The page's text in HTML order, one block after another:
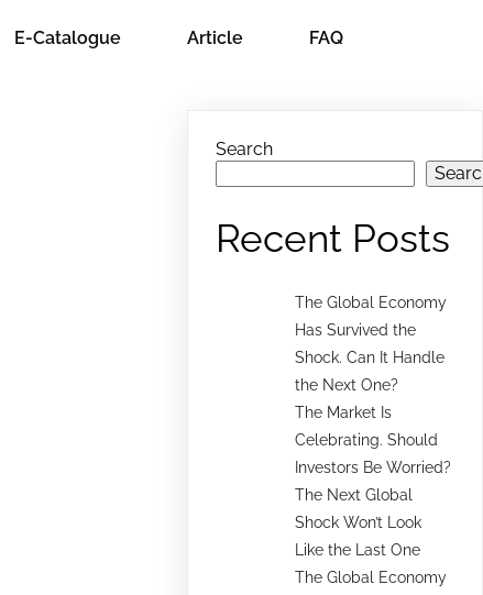
E-Catalogue Article FAQ
Search
Recent Posts
The Global Economy
Has Survived the
Shock. Can It Handle
the Next One?
The Market Is
Celebrating. Should
Investors Be Worried?
The Next Global
Shock Won’t Look
Like the Last One
The Global Economy